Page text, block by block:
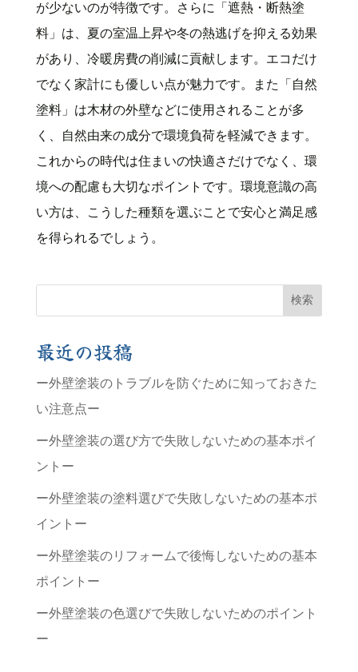
が少ないのが特徴です。さらに「遮熱・断熱塗
料」は、夏の室温上昇や冬の熱逃げを抑える効果
があり、冷暖房費の削減に貢献します。エコだけ
でなく家計にも優しい点が魅力です。また「自然
塗料」は木材の外壁などに使用されることが多
く、自然由来の成分で環境負荷を軽減できます。
これからの時代は住まいの快適さだけでなく、環
境への配慮も大切なポイントです。環境意識の高
い方は、こうした種類を選ぶことで安心と満足感
を得られるでしょう。
検索
最近の投稿
ー外壁塗装のトラブルを防ぐために知っておきた
い注意点ー
ー外壁塗装の選び方で失敗しないための基本ポイ
ントー
ー外壁塗装の塗料選びで失敗しないための基本ポ
イントー
ー外壁塗装のリフォームで後悔しないための基本
ポイントー
ー外壁塗装の色選びで失敗しないためのポイント
ー